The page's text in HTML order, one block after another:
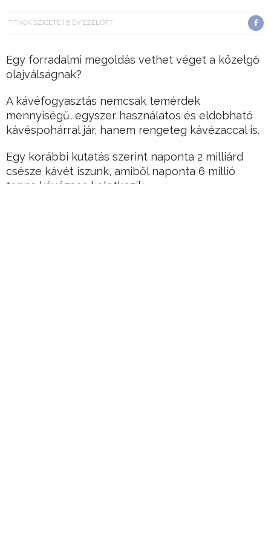
TITKOK SZIGETE 6 ÉV EZELŐTT
Egy forradalmi megoldás vethet véget a közelgő
olajválságnak?
A kávéfogyasztás nemcsak temérdek
mennyiségű, egyszer használatos és eldobható
kávéspohárral jár, hanem rengeteg kávézaccal is.
Egy korábbi kutatás szerint naponta 2 milliárd
csésze kávét iszunk, amiből naponta 6 millió
tonna kávézacc keletkezik.